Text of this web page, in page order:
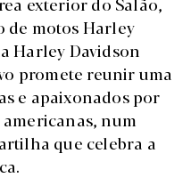
de motos Harley
Harley Davidson
promete reunir uma
e apaixonados por
num
que celebra a